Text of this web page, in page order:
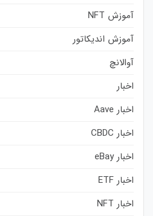
آموزش NFT
آموزش اندیکاتور
آوالانچ
اخبار
اخبار Aave
اخبار CBDC
اخبار eBay
اخبار ETF
اخبار NFT